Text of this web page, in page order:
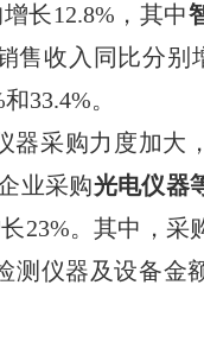
长12.8%，其中
售收入同比分别
33.4%。
器采购力度加大
业采购光电仪器
23%。其中，采
测仪器及设备金